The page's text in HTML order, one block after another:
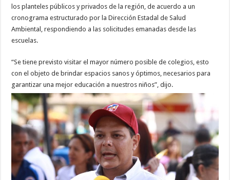
los planteles públicos y privados de la región, de acuerdo a un
cronograma estructurado por la Dirección Estadal de Salud
Ambiental, respondiendo a las solicitudes emanadas desde las
escuelas.
“Se tiene previsto visitar el mayor número posible de colegios, esto
con el objeto de brindar espacios sanos y óptimos, necesarios para
garantizar una mejor educación a nuestros niños”, dijo.